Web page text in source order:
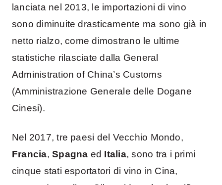
lanciata nel 2013, le importazioni di vino
sono diminuite drasticamente ma sono già in
netto rialzo, come dimostrano le ultime
statistiche rilasciate dalla General
Administration of China’s Customs
(Amministrazione Generale delle Dogane
Cinesi).
Nel 2017, tre paesi del Vecchio Mondo,
Francia,Spagna ed Italia, sono tra i primi
cinque stati esportatori di vino in Cina,